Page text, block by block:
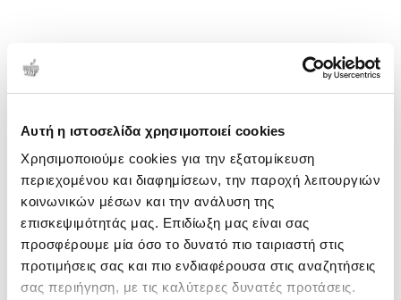
Αυτή η ιστοσελίδα χρησιμοποιεί cookies
Χρησιμοποιούμε cookies για την εξατομίκευση
περιεχομένου και διαφημίσεων, την παροχή λειτουργιών
κοινωνικών μέσων και την ανάλυση της
επισκεψιμότητάς μας. Επιδίωξη μας είναι σας
προσφέρουμε μία όσο το δυνατό πιο ταιριαστή στις
προτιμήσεις σας και πιο ενδιαφέρουσα στις αναζητήσεις
σας περιήγηση, με τις καλύτερες δυνατές προτάσεις.